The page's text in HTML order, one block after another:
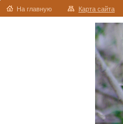
На главную Карта сайта